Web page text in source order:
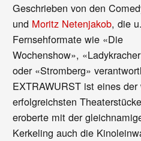
Geschrieben von den
und Moritz Netenjakob, die
Fernsehformate wie «Die
Wochenshow»,
oder «Stromberg»
EXTRAWURST ist eines
erfolgreichsten
eroberte mit der
Kerkeling auch die